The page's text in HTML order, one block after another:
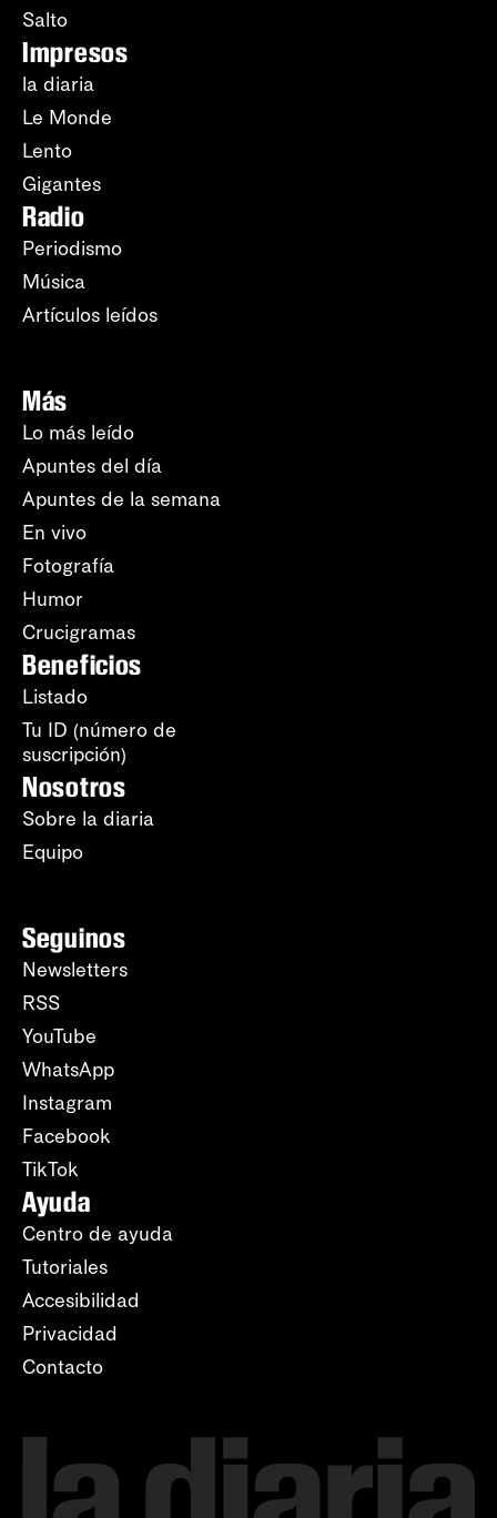
Salto
Impresos
la diaria
Le Monde
Lento
Gigantes
Radio
Periodismo
Música
Artículos leídos
Más
Lo más leído
Apuntes del día
Apuntes de la semana
En vivo
Fotografía
Humor
Crucigramas
Beneficios
Listado
Tu ID (número de
suscripción)
Nosotros
Sobre la diaria
Equipo
Seguinos
Newsletters
RSS
YouTube
WhatsApp
Instagram
Facebook
TikTok
Ayuda
Centro de ayuda
Tutoriales
Accesibilidad
Privacidad
Contacto